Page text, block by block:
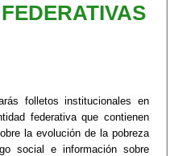
folletos institucionales en
federativa que contienen
la evolución de la pobreza
social e información sobre